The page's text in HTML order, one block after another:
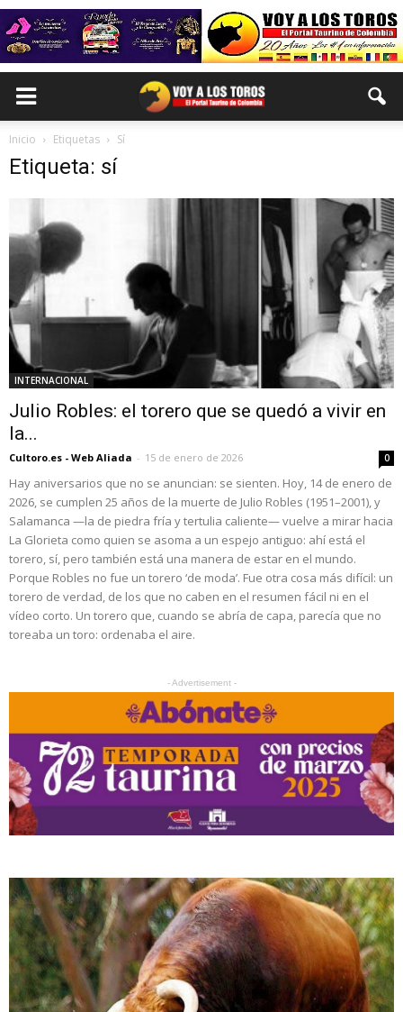
Inicio Etiquetas Sí
Etiqueta: sí
INTERNACIONAL
Julio Robles: el torero que se quedó a vivir en
la...
Cultoro.es - Web Aliada - 15 de enero de 2026 0
Hay aniversarios que no se anuncian: se sienten. Hoy, 14 de enero de
2026, se cumplen 25 años de la muerte de Julio Robles (1951–2001), y
Salamanca —la de piedra fría y tertulia caliente— vuelve a mirar hacia
La Glorieta como quien se asoma a un espejo antiguo: ahí está el
torero, sí, pero también está una manera de estar en el mundo.
Porque Robles no fue un torero ‘de moda’. Fue otra cosa más difícil: un
torero de verdad, de los que no caben en el resumen fácil ni en el
vídeo corto. Un torero que, cuando se abría de capa, parecía que no
toreaba un toro: ordenaba el aire.
- Advertisement -